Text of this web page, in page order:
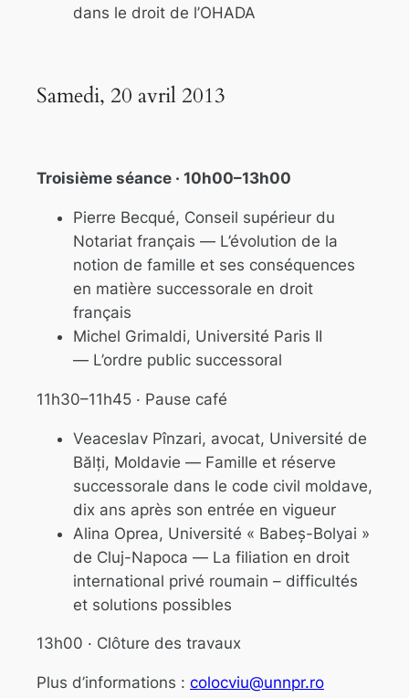
dans le droit de l’OHADA
Samedi, 20 avril 2013
Troisième séance · 10h00–13h00
Pierre Becqué, Conseil supérieur du
Notariat français — L’évolution de la
notion de famille et ses conséquences
en matière successorale en droit
français
Michel Grimaldi, Université Paris II
— L’ordre public successoral
11h30–11h45 · Pause café
Veaceslav Pînzari, avocat, Université de
Bălți, Moldavie — Famille et réserve
successorale dans le code civil moldave,
dix ans après son entrée en vigueur
Alina Oprea, Université « Babeș-Bolyai »
de Cluj-Napoca — La filiation en droit
international privé roumain – difficultés
et solutions possibles
13h00 · Clôture des travaux
Plus d’informations : colocviu@unnpr.ro